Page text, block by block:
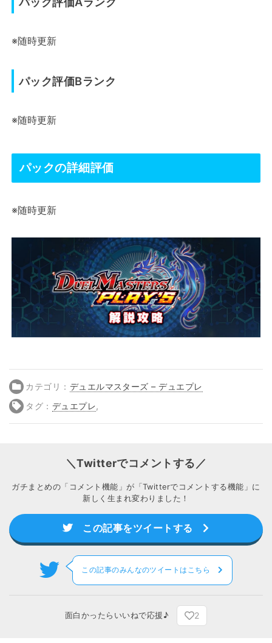
※随時更新
パック評価Bランク
※随時更新
パックの詳細評価
※随時更新
カテゴリ： デュエルマスターズ – デュエプレ
タグ： デュエプレ ,
＼Twitterでコメントする／
ガチまとめの「コメント機能」が「Twitterでコメントする機能」に
新しく生まれ変わりました！
この記事をツイートする
この記事のみんなのツイートはこちら
面白かったらいいねで応援♪ 2